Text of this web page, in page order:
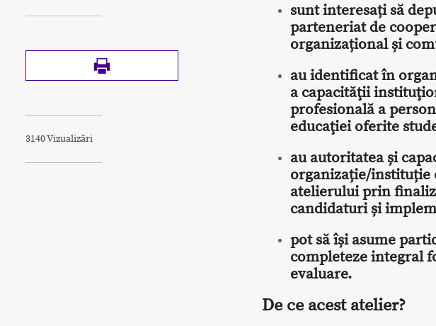
3140 Vizualizări
sunt interesați să
parteneriat de
organizațional și
au identificat în
a capacităţii
profesională a
educaţiei oferite
au autoritatea și
organizație/instituție
atelierului prin
candidaturi și
pot să își asume
completeze integral
evaluare.
De ce acest atelier?